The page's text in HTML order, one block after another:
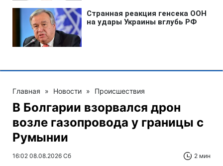
Главная » Новости » Происшествия
В Болгарии взорвался дрон
возле газопровода у границы с
Румынии
16:02 08.08.2026 Сб 2 мин